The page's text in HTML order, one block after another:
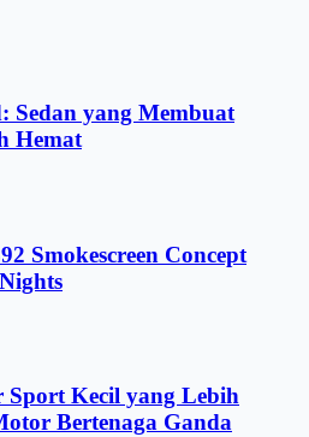
Sedan yang Membuat
Hemat
Smokescreen Concept
Kecil yang Lebih
Bertenaga Ganda